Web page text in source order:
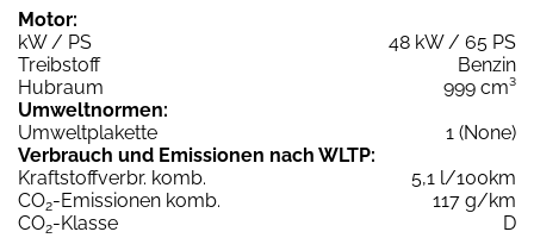
Motor:
kW / PS
48 kW / 65 PS
Treibstoff
Benzin
Hubraum
999 cm³
Umweltnormen:
Umweltplakette
1 (None)
Verbrauch und Emissionen nach WLTP:
Kraftstoffverbr. komb.
5,1 l/100km
CO2-Emissionen komb.
117 g/km
CO2-Klasse
D